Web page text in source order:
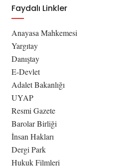
Faydalı Linkler
Anayasa Mahkemesi
Yargıtay
Danıştay
E-Devlet
Adalet Bakanlığı
UYAP
Resmi Gazete
Barolar Birliği
İnsan Hakları
Dergi Park
Hukuk Filmleri